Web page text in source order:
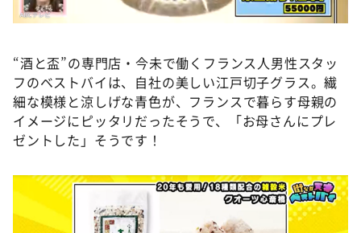
“酒と盃”の専門店・今未で働くフランス人男性スタッ
フのベストバイは、自社の美しい江戸切子グラス。繊
細な模様と涼しげな青色が、フランスで暮らす母親の
イメージにピッタリだったそうで、「お母さんにプレ
ゼントした」そうです！